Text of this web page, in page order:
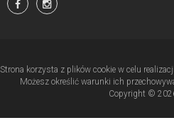
Strona korzysta z plików cookie w celu
Możesz określić warunki ich
Copyright ©